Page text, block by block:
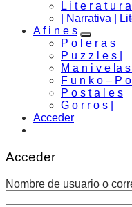
L i t e r a t u r
| Narrativa |
A f i n e s
P o l e r a s
P u z z l e s |
M a n i v e la s |
F u n k o – P o
P o s t a l e s
G o r r o s |
Acceder
Acceder
Nombre de usuario o